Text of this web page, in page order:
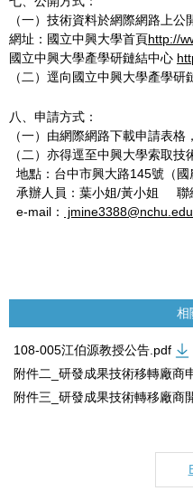
（一）技術資料於網際網路上公
網址：國立中興大學首頁http://
國立中興大學產學研鏈結中心
（二）逕向國立中興大學產學
八、申請方式：
（一）由網際網路下載申請表
（二）亦得逕至中興大學索取技
地點：台中市興大路145號（國
承辦人員：葉小姐/黃小姐
e-mail：
相
108-005江伯源教授公告.pdf
附件二_研發成果技術移轉廠商
附件三_研發成果技術轉移廠商